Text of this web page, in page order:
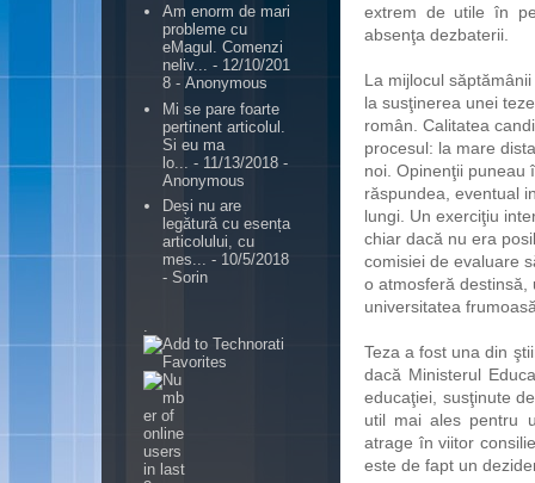
extrem de utile în
absenţa dezbaterii.
La mijlocul
la susţinerea unei
român. Calitatea
procesul: la mare
noi. Opinenţii puneau
răspundea, eventual
lungi. Un exerciţiu
chiar dacă nu era
comisiei de evaluare
o atmosferă destinsă,
universitatea
Teza a fost una din
dacă Ministerul
educaţiei, susţinute
util mai ales pentru
atrage în viitor
este de fapt un
Am enorm de mari
probleme cu
eMagul. Comenzi
neliv... - 12/10/201
8 - Anonymous
Mi se pare foarte
pertinent articolul.
Si eu ma
lo...
- 11/13/2018 -
Anonymous
Deși nu are
legătură cu esența
articolului, cu
mes... - 10/5/2018
- Sorin